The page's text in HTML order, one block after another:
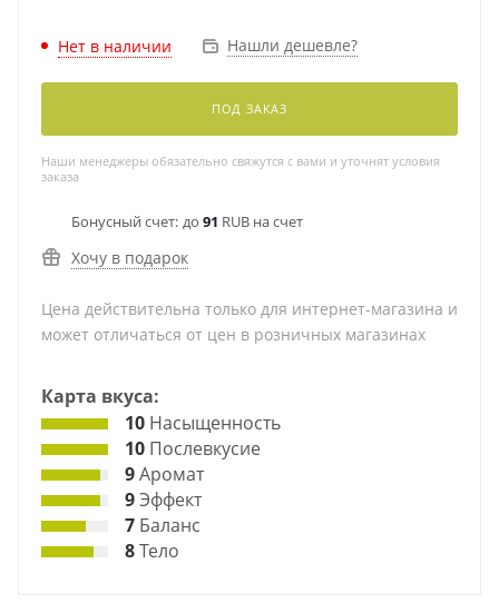
Нет в наличии Нашли дешевле?
ПОД ЗАКАЗ
Наши менеджеры обязательно свяжутся с вами и уточнят условия
заказа
Бонусный счет: до 91 RUB на счет
Хочу в подарок
Цена действительна только для интернет-магазина и
может отличаться от цен в розничных магазинах
Карта вкуса:
10 Насыщенность
10 Послевкусие
9Аромат
9Эффект
7 Баланс
8Тело